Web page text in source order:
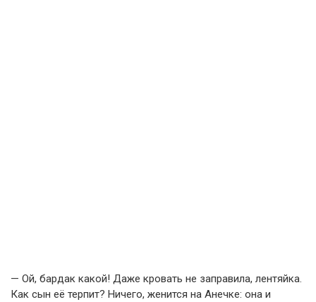
— Ой, бардак какой! Даже кровать не заправила, лентяйка.
Как сын её терпит? Ничего, женится на Анечке: она и